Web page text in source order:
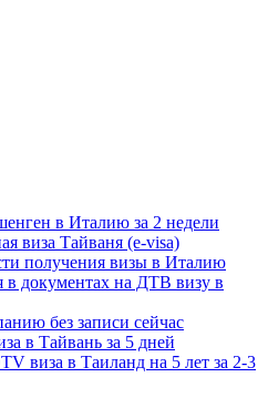
в Италию за 2 недели
виза Тайваня (e-visa)
получения визы в Италию
в документах на ДТВ визу в
без записи сейчас
в Тайвань за 5 дней
виза в Таиланд на 5 лет за 2-3